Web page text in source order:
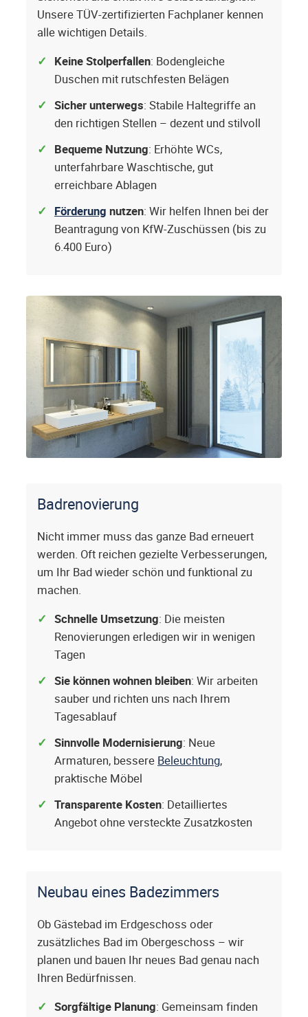
Unsere TÜV-zertifizierten Fachplaner kennen
alle wichtigen Details.
Keine Stolperfallen: Bodengleiche
Duschen mit rutschfesten Belägen
Sicher unterwegs: Stabile Haltegriffe an
den richtigen Stellen – dezent und stilvoll
Bequeme Nutzung: Erhöhte WCs,
unterfahrbare Waschtische, gut
erreichbare Ablagen
Förderung nutzen: Wir helfen Ihnen bei der
Beantragung von KfW-Zuschüssen (bis zu
6.400 Euro)
Badrenovierung
Nicht immer muss das ganze Bad erneuert
werden. Oft reichen gezielte Verbesserungen,
um Ihr Bad wieder schön und funktional zu
machen.
Schnelle Umsetzung: Die meisten
Renovierungen erledigen wir in wenigen
Tagen
Sie können wohnen bleiben: Wir arbeiten
sauber und richten uns nach Ihrem
Tagesablauf
Sinnvolle Modernisierung: Neue
Armaturen, bessere Beleuchtung,
praktische Möbel
Transparente Kosten: Detailliertes
Angebot ohne versteckte Zusatzkosten
Neubau eines Badezimmers
Ob Gästebad im Erdgeschoss oder
zusätzliches Bad im Obergeschoss – wir
planen und bauen Ihr neues Bad genau nach
Ihren Bedürfnissen.
Sorgfältige Planung: Gemeinsam finden